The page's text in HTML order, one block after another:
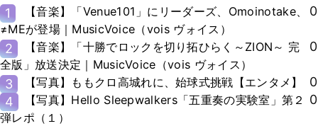
1
【音楽】「Venue101」にリーダーズ、Omoinotake、
≠MEが登場｜MusicVoice（vois ヴォイス）
0
2
【音楽】「十勝でロックを切り拓ひらく～ZION～ 完
全版」放送決定｜MusicVoice（vois ヴォイス）
0
3 【写真】ももクロ高城れに、始球式挑戦【エンタメ】
0
4
【写真】Hello Sleepwalkers「五重奏の実験室」第２
弾レポ（１）
0